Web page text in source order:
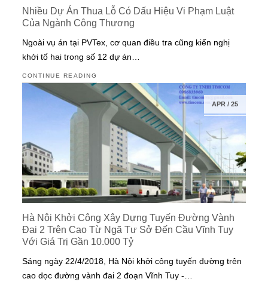
Nhiều Dự Án Thua Lỗ Có Dấu Hiệu Vi Phạm Luật
Của Ngành Công Thương
Ngoài vụ án tại PVTex, cơ quan điều tra cũng kiến nghị
khởi tố hai trong số 12 dự án…
CONTINUE READING
APR/ 25
Hà Nội Khởi Công Xây Dựng Tuyến Đường Vành
Đai 2 Trên Cao Từ Ngã Tư Sở Đến Cầu Vĩnh Tuy
Với Giá Trị Gần 10.000 Tỷ
Sáng ngày 22/4/2018, Hà Nội khởi công tuyến đường trên
cao dọc đường vành đai 2 đoạn Vĩnh Tuy -…